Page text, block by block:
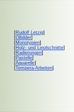
[Rudolf Letzig]
[Ölbilder]
[Monotypien]
[Holz- und Linolschnitte]
[Radierungen]
[Pastelle]
[Aquarelle]
[Tempera-Arbeiten]